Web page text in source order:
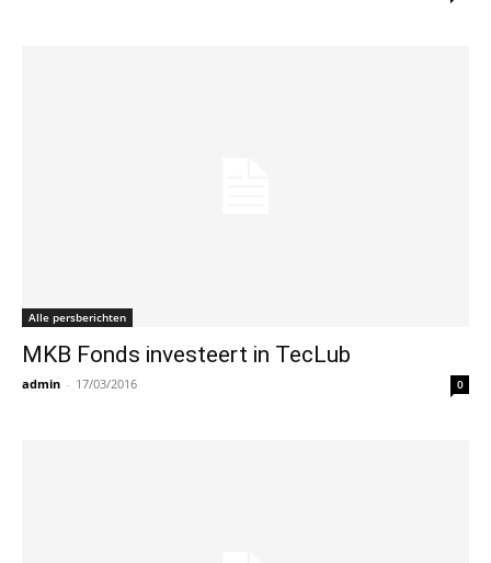
Alle persberichten
MKB Fonds investeert in TecLub
admin - 17/03/2016 0